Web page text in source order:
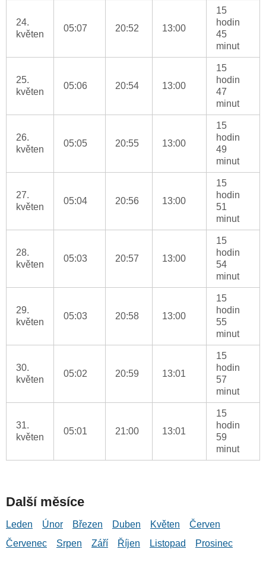
24.
květen
05:07 20:52 13:00
15
hodin
45
minut
25.
květen
05:06 20:54 13:00
15
hodin
47
minut
26.
květen
05:05 20:55 13:00
15
hodin
49
minut
27.
květen
05:04 20:56 13:00
15
hodin
51
minut
28.
květen
05:03 20:57 13:00
15
hodin
54
minut
29.
květen
05:03 20:58 13:00
15
hodin
55
minut
30.
květen
05:02 20:59 13:01
15
hodin
57
minut
31.
květen
05:01 21:00 13:01
15
hodin
59
minut
Další měsíce
Leden Únor Březen Duben Květen
Červen
Červenec
Srpen Září Říjen Listopad Prosinec